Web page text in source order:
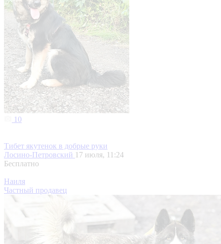
10
Тибет якутенок в добрые руки
Лосино-Петровский 17 июля, 11:24
Бесплатно
Наиля
Частный продавец